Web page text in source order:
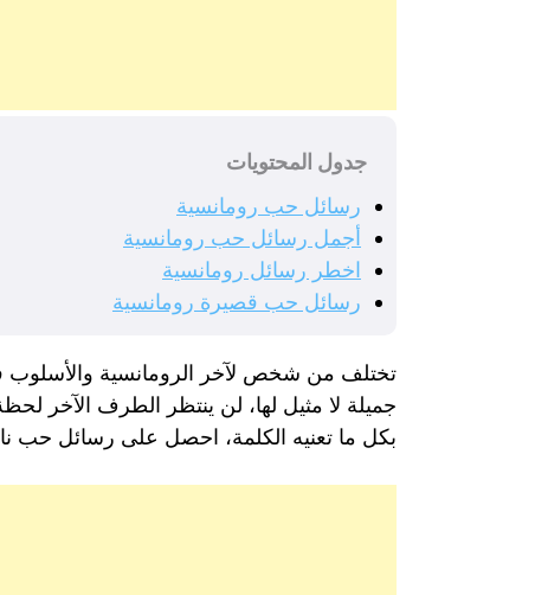
جدول المحتويات
رسائل حب رومانسية
أجمل رسائل حب رومانسية
اخطر رسائل رومانسية
رسائل حب قصيرة رومانسية
تختلف من شخص لآخر الرومانسية والأسلوب
جميلة لا مثيل لها، لن ينتظر الطرف الآخر
بكل ما تعنيه الكلمة، احصل على رسائل حب